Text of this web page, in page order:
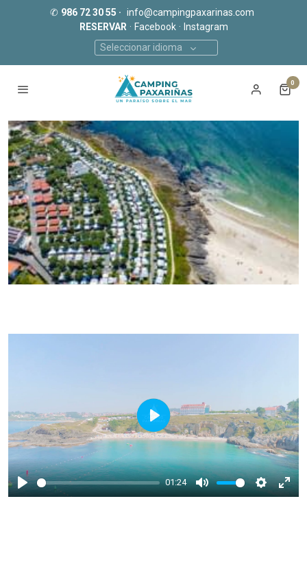
✆ 986 72 30 55 · info@campingpaxarinas.com
RESERVAR · Facebook · Instagram
Seleccionar idioma
0
Play
01:24
Mute Settings
Play